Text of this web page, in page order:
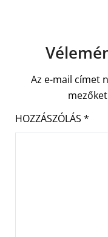
Az e-mail címet
mezőket
HOZZÁSZÓLÁS *